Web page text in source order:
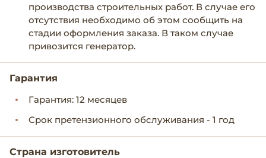
производства строительных работ. В случае его
отсутствия необходимо об этом сообщить на
стадии оформления заказа. В таком случае
привозится генератор.
Гарантия
Гарантия: 12 месяцев
Срок претензионного обслуживания - 1 год
Страна изготовитель